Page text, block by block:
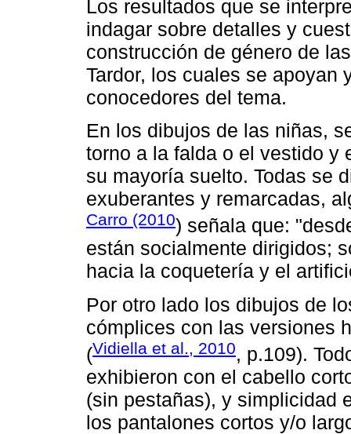
Los resultados que se
indagar sobre detalles y
construcción de género de
Tardor, los cuales se apoyan
conocedores del tema.
En los dibujos de las niñas,
torno a la falda o el vestido y
su mayoría suelto. Todas se
exuberantes y remarcadas,
Carro (2010) señala que:
están socialmente dirigidos;
hacia la coquetería y el
Por otro lado los dibujos de
cómplices con las versiones
(Vidiella et al., 2010, p.109).
exhibieron con el cabello
(sin pestañas), y simplicidad
los pantalones cortos y/o